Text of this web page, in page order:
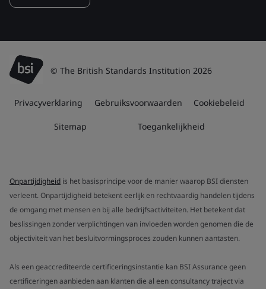
© The British Standards Institution 2026
Privacyverklaring Gebruiksvoorwaarden Cookiebeleid
Sitemap Toegankelijkheid
Onpartijdigheid is het basisprincipe voor de manier waarop BSI diensten
verleent. Onpartijdigheid betekent eerlijk en rechtvaardig handelen tijdens
de omgang met mensen en bij alle bedrijfsactiviteiten. Het betekent dat
beslissingen zonder verplichtingen van invloeden worden genomen die de
objectiviteit van het besluitvormingsproces zouden kunnen aantasten.
Als een geaccrediteerde certificeringsinstantie kan BSI Assurance geen
certificeringen aanbieden aan klanten die al een consultancy traject via